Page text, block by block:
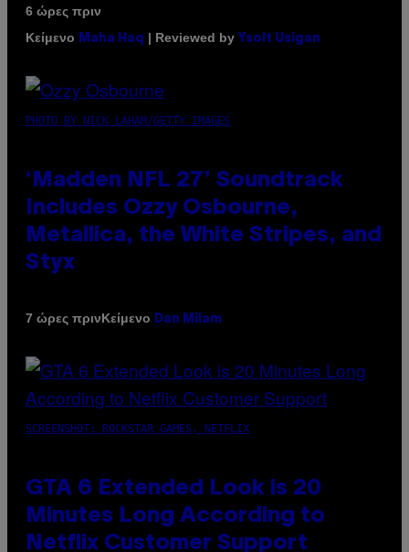
6 ώρες πριν
Κείμενο
Maha Haq | Reviewed by Ysolt Usigan
PHOTO BY NICK LAHAM/GETTY IMAGES
‘Madden NFL 27’ Soundtrack
Includes Ozzy Osbourne,
Metallica, the White Stripes, and
Styx
7 ώρες πρινΚείμενο Dan Milam
SCREENSHOT: ROCKSTAR GAMES, NETFLIX
GTA 6 Extended Look is 20
Minutes Long According to
Netflix Customer Support